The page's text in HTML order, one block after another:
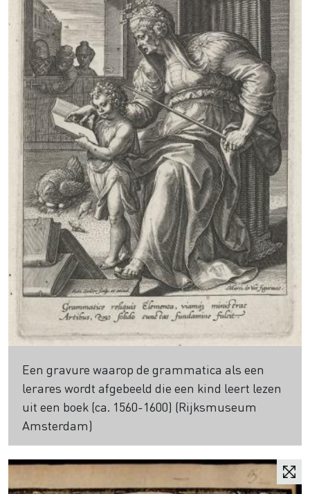
Een gravure waarop de grammatica als een
lerares wordt afgebeeld die een kind leert lezen
uit een boek (ca. 1560-1600) (Rijksmuseum
Amsterdam)